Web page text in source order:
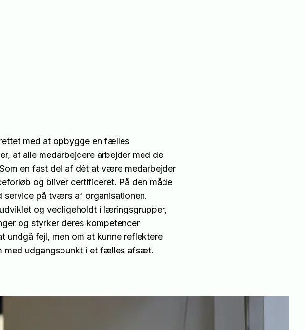
med at opbygge en fælles
at alle medarbejdere arbejder med de
en fast del af dét at være medarbejder
og bliver certificeret. På den måde
på tværs af organisationen.
og vedligeholdt i læringsgrupper,
og styrker deres kompetencer
undgå fejl, men om at kunne reflektere
med udgangspunkt i et fælles afsæt.